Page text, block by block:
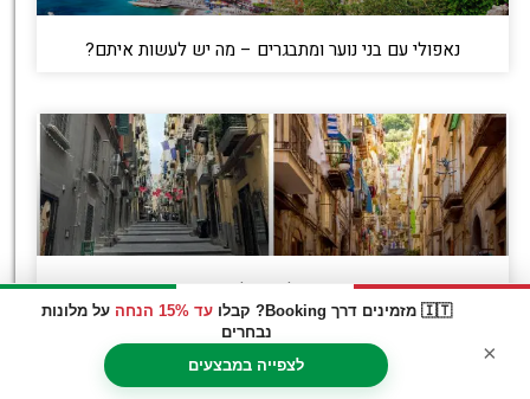
🇮🇹 מזמינים דרך Booking? קבלו עד 15% הנחה
על מלונות
נבחרים
לצפייה במבצעים
×
נאפולי עם בני נוער ומתבגרים – מה יש לעשות איתם?
הרחובות החשובים של נאפולי: איפה באמת כדאי
להסתובב בעיר